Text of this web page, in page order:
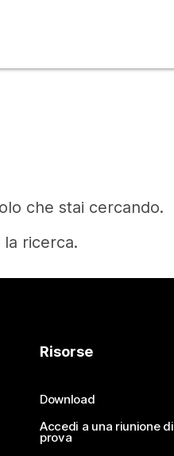
che stai cercando.
ricerca.
Risorse
Download
Accedi a una riunione di
prova